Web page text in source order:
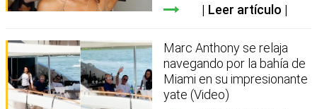
Leer artículo
Marc Anthony se relaja
navegando por la bahía de
Miami en su impresionante
yate (Video)